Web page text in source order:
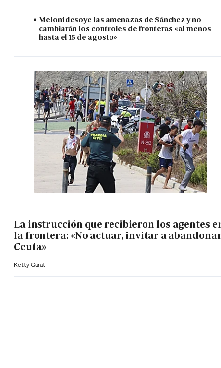
Meloni desoye las amenazas de Sánchez y no
cambiarán los controles de fronteras «al menos
hasta el 15 de agosto»
La instrucción que recibieron los agentes
la frontera: «No actuar, invitar a
Ceuta»
Ketty Garat